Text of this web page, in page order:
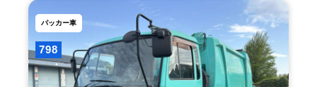
798
パッカー車